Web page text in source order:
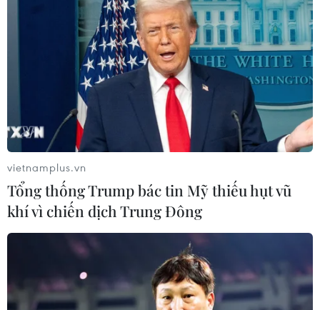
Hai tàu Trung Quốc chặn 2 đầu tàu KN951.
vietnamplus.vn
Tổng thống Trump bác tin Mỹ thiếu hụt vũ
khí vì chiến dịch Trung Đông